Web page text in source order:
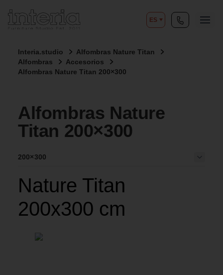
ES
Interia.studio
Alfombras Nature Titan
Alfombras
Accesorios
Alfombras Nature Titan 200×300
Alfombras Nature
Titan 200×300
200×300
Nature Titan
200x300 cm